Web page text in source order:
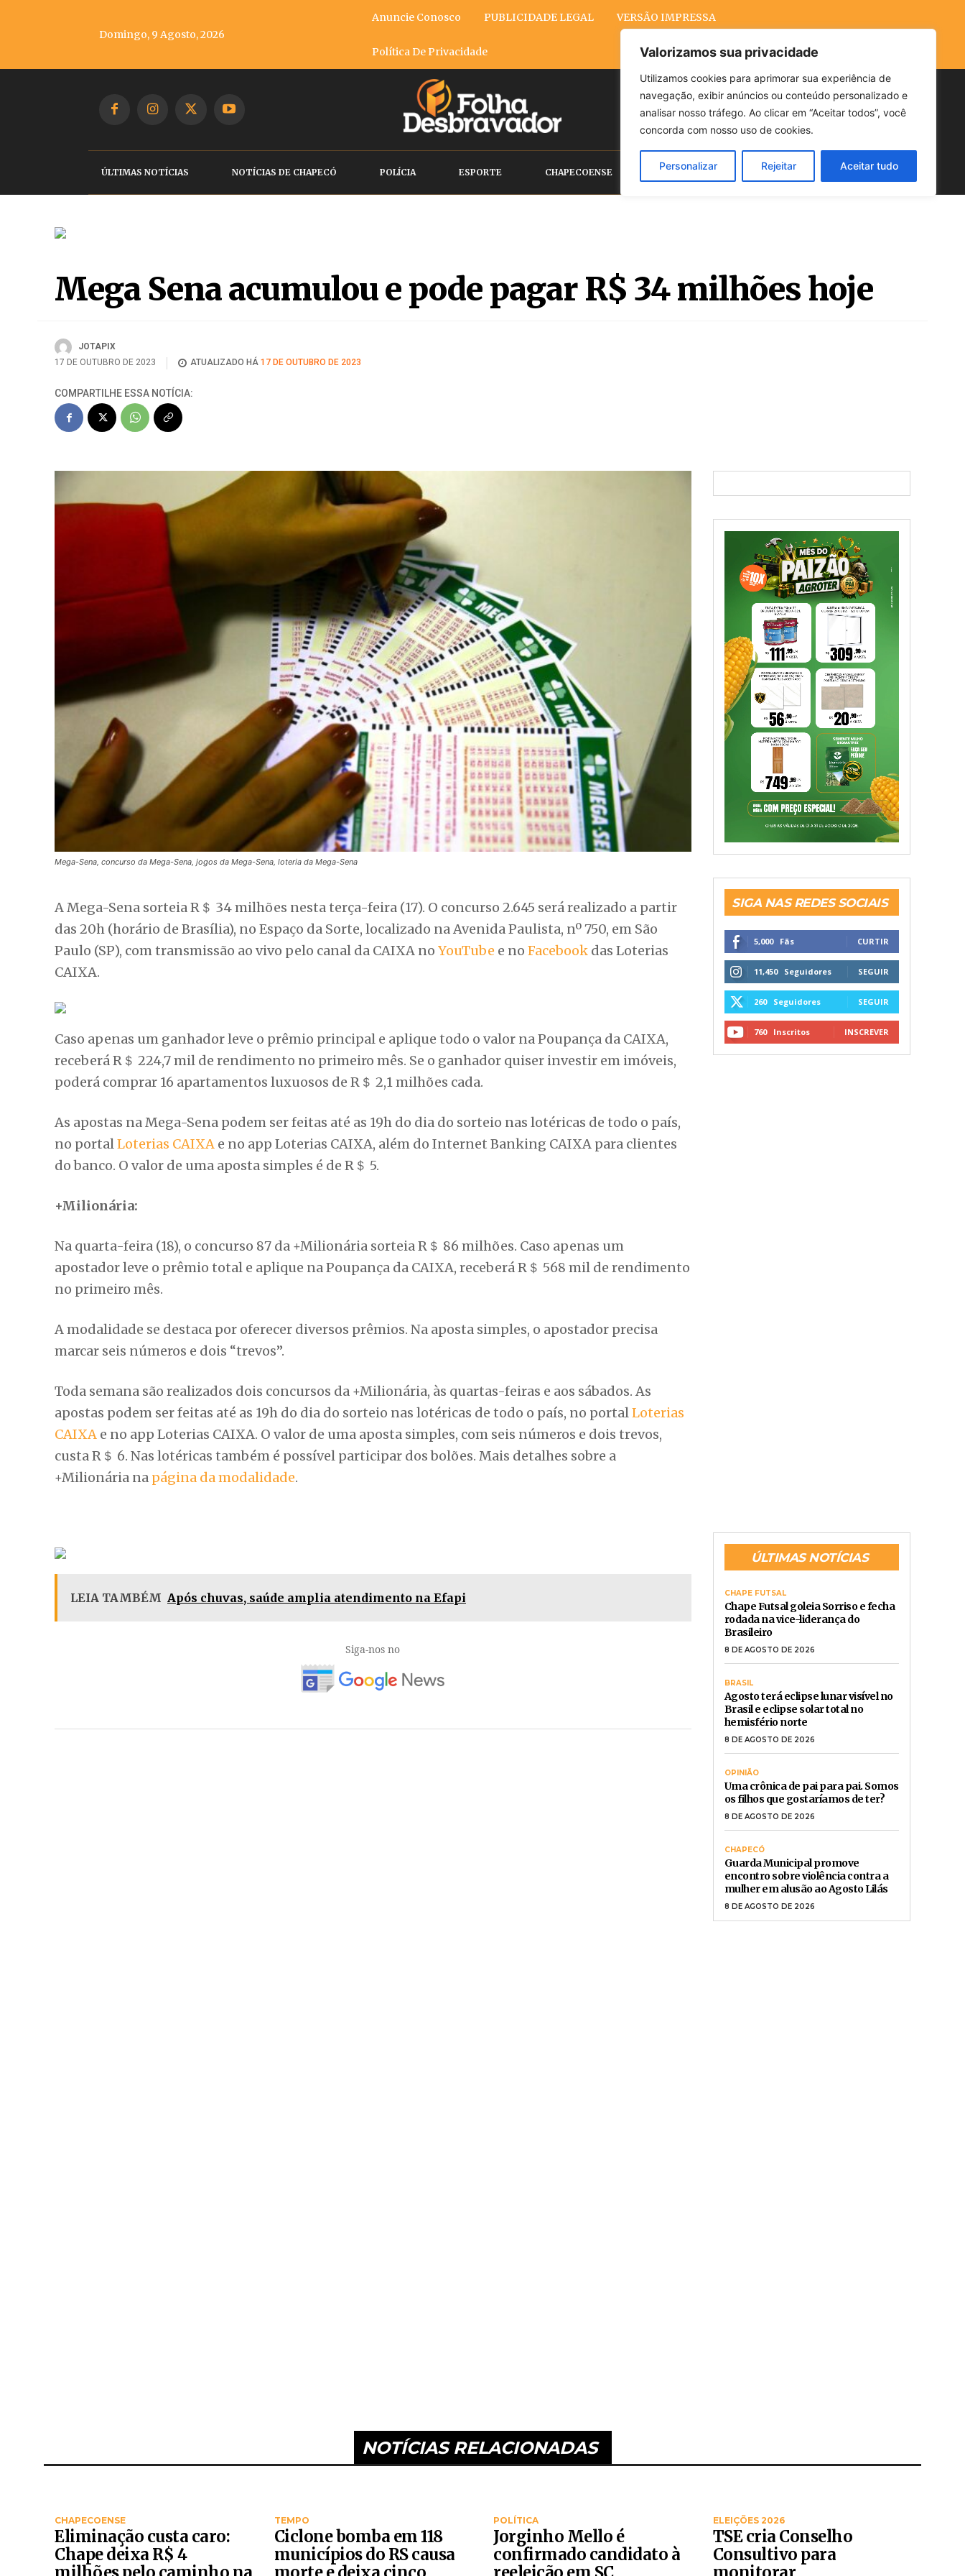
Valorizamos sua privacidade
Utilizamos cookies para aprimorar sua experiência de
navegação, exibir anúncios ou conteúdo personalizado e
analisar nosso tráfego. Ao clicar em “Aceitar todos”, você
concorda com nosso uso de cookies.
Personalizar Rejeitar Aceitar tudo
Domingo, 9 Agosto, 2026
Anuncie Conosco PUBLICIDADE LEGAL VERSÃO IMPRESSA
Política De Privacidade
Buscar
ÚLTIMAS NOTÍCIAS NOTÍCIAS DE CHAPECÓ POLÍCIA ESPORTE CHAPECOENSE POLÍTICA CLIMA ECONOMIA
Mega Sena acumulou e pode pagar R$ 34 milhões hoje
JOTAPIX
17 DE OUTUBRO DE 2023
ATUALIZADO HÁ 17 DE OUTUBRO DE 2023
COMPARTILHE ESSA NOTÍCIA:
Mega-Sena, concurso da Mega-Sena, jogos da Mega-Sena, loteria da Mega-Sena
A Mega-Sena sorteia R＄ 34 milhões nesta terça-feira (17). O concurso 2.645 será realizado a partir
das 20h (horário de Brasília), no Espaço da Sorte, localizado na Avenida Paulista, nº 750, em São
Paulo (SP), com transmissão ao vivo pelo canal da CAIXA no YouTube e no Facebook das Loterias
CAIXA.
Caso apenas um ganhador leve o prêmio principal e aplique todo o valor na Poupança da CAIXA,
receberá R＄ 224,7 mil de rendimento no primeiro mês. Se o ganhador quiser investir em imóveis,
poderá comprar 16 apartamentos luxuosos de R＄ 2,1 milhões cada.
As apostas na Mega-Sena podem ser feitas até as 19h do dia do sorteio nas lotéricas de todo o país,
no portalLoterias CAIXA e no app Loterias CAIXA, além do Internet Banking CAIXA para clientes
do banco. O valor de uma aposta simples é de R＄ 5.
+Milionária:
Na quarta-feira (18), o concurso 87 da +Milionária sorteia R＄ 86 milhões. Caso apenas um
apostador leve o prêmio total e aplique na Poupança da CAIXA, receberá R＄ 568 mil de rendimento
no primeiro mês.
A modalidade se destaca por oferecer diversos prêmios. Na aposta simples, o apostador precisa
marcar seis números e dois “trevos”.
Toda semana são realizados dois concursos da +Milionária, às quartas-feiras e aos sábados. As
apostas podem ser feitas até as 19h do dia do sorteio nas lotéricas de todo o país, no portalLoterias
CAIXA e no app Loterias CAIXA. O valor de uma aposta simples, com seis números e dois trevos,
custa R＄ 6. Nas lotéricas também é possível participar dos bolões. Mais detalhes sobre a
+Milionária na página da modalidade.
LEIA TAMBÉM Após chuvas, saúde amplia atendimento na Efapi
Siga-nos no
SIGA NAS REDES SOCIAIS
5,000 Fãs CURTIR
11,450 Seguidores SEGUIR
260 Seguidores SEGUIR
760 Inscritos INSCREVER
ÚLTIMAS NOTÍCIAS
CHAPE FUTSAL
Chape Futsal goleia Sorriso e fecha
rodada na vice-liderança do
Brasileiro
8 DE AGOSTO DE 2026
BRASIL
Agosto terá eclipse lunar visível no
Brasil e eclipse solar total no
hemisfério norte
8 DE AGOSTO DE 2026
OPINIÃO
Uma crônica de pai para pai. Somos
os filhos que gostaríamos de ter?
8 DE AGOSTO DE 2026
CHAPECÓ
Guarda Municipal promove
encontro sobre violência contra a
mulher em alusão ao Agosto Lilás
8 DE AGOSTO DE 2026
NOTÍCIAS RELACIONADAS
CHAPECOENSE
Eliminação custa caro:
Chape deixa R$ 4
TEMPO
Ciclone bomba em 118
municípios do RS causa
POLÍTICA
Jorginho Mello é
confirmado candidato à
ELEIÇÕES 2026
TSE cria Conselho
Consultivo para